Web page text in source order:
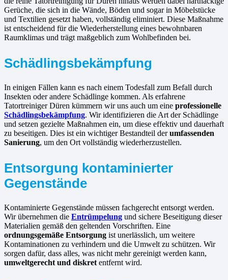
Gerüche, die sich in die Wände, Böden und sogar in Möbelstücke
und Textilien gesetzt haben, vollständig eliminiert. Diese Maßnahme
ist entscheidend für die Wiederherstellung eines bewohnbaren
Raumklimas und trägt maßgeblich zum Wohlbefinden bei.
Schädlingsbekämpfung
In einigen Fällen kann es nach einem Todesfall zum Befall durch
Insekten oder andere Schädlinge kommen. Als erfahrene
Tatortreiniger Düren kümmern wir uns auch um eine professionelle
Schädlingsbekämpfung. Wir identifizieren die Art der Schädlinge
und setzen gezielte Maßnahmen ein, um diese effektiv und dauerhaft
zu beseitigen. Dies ist ein wichtiger Bestandteil derumfassenden
Sanierung, um den Ort vollständig wiederherzustellen.
Entsorgung kontaminierter
Gegenstände
Kontaminierte Gegenstände müssen fachgerecht entsorgt werden.
Wir übernehmen die Entrümpelung und sichere Beseitigung dieser
Materialien gemäß den geltenden Vorschriften. Eine
ordnungsgemäße Entsorgung ist unerlässlich, um weitere
Kontaminationen zu verhindern und die Umwelt zu schützen. Wir
sorgen dafür, dass alles, was nicht mehr gereinigt werden kann,
umweltgerecht und diskret entfernt wird.